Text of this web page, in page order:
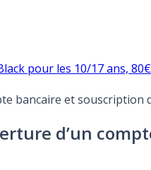
pour les 10/17 ans,
et souscription
d’un